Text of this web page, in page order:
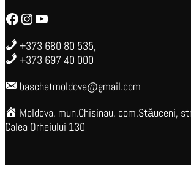
Facebook Instagram YouTube
+373 680 80 535,
+373 697 40 000
baschetmoldova@gmail.com
Moldova, mun.Chisinau, com.Stăuceni,
Calea Orheiului 130